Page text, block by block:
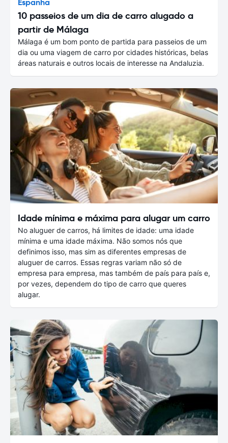
10 passeios de um dia de carro alugado a
partir de Málaga
Málaga é um bom ponto de partida para passeios de um
dia ou uma viagem de carro por cidades históricas, belas
áreas naturais e outros locais de interesse na Andaluzia.
Idade mínima e máxima para alugar um carro
No aluguer de carros, há limites de idade: uma idade
mínima e uma idade máxima. Não somos nós que
definimos isso, mas sim as diferentes empresas de
aluguer de carros. Essas regras variam não só de
empresa para empresa, mas também de país para país e,
por vezes, dependem do tipo de carro que queres
alugar.